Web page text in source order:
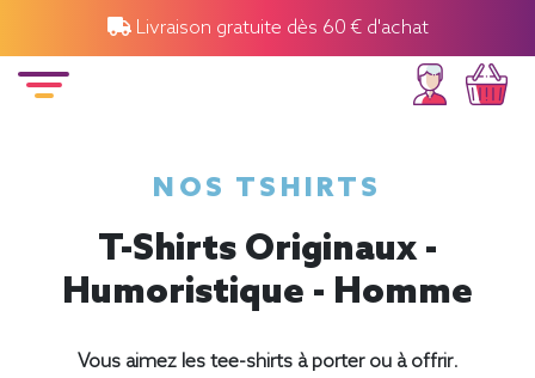
Livraison gratuite dès 60 € d'achat
NOS TSHIRTS
T-Shirts Originaux -
Humoristique - Homme
Vous aimez les tee-shirts à porter ou à offrir.